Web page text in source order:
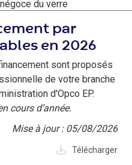
par
en 2026
sont proposés
de votre branche
d'Opco EP.
cours d’année.
Mise à jour : 05/08/2026
Télécharger